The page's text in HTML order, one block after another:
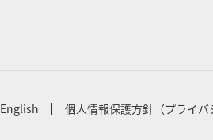
English 個人情報保護方針（プライバ